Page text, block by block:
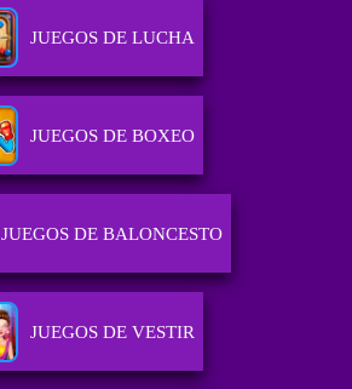
JUEGOS DE LUCHA
JUEGOS DE BOXEO
JUEGOS DE BALONCESTO
JUEGOS DE VESTIR